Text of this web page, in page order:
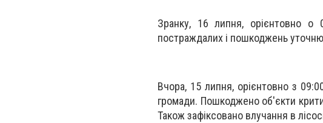
Зранку, 16 липня, орієнтовно о
постраждалих і пошкоджень
Вчора, 15 липня, орієнтовно з
громади. Пошкоджено об'єкти
Також зафіксовано влучання в